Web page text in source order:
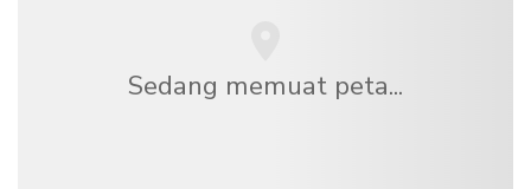
Sedang memuat peta...